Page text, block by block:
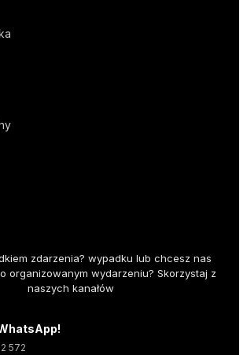
zdarzenia? wypadku lub chcesz nas
organizowanym wydarzeniu? Skorzystaj z
naszych kanałów
572